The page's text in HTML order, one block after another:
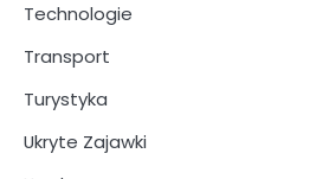
Technologie
Transport
Turystyka
Ukryte Zajawki